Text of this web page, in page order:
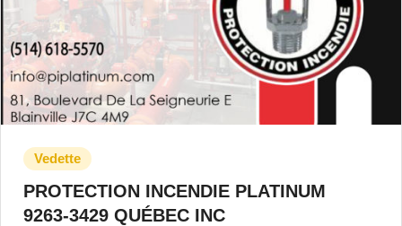
PROTECTION INCENDIE PLATINUM
9263-3429 QUÉBEC INC